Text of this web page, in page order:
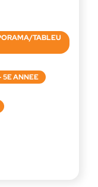
TABLEU
5E ANNEE